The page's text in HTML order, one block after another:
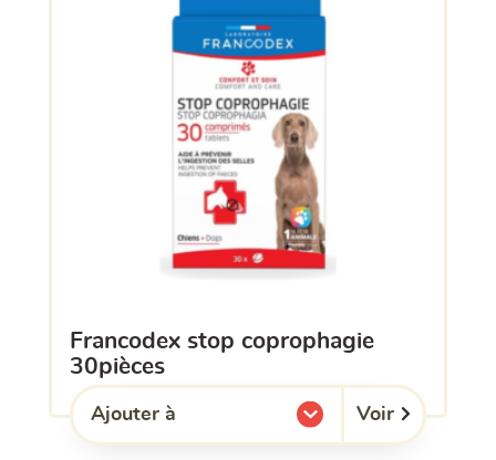
francodex stop coprophagie
30pièces
Ajouter à
l'une de mes listes. Voir